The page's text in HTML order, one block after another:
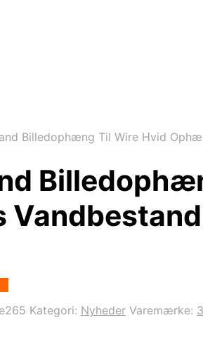
Billedophæng Til Wire Hvid
Kategori: Nyheder Varemærke: